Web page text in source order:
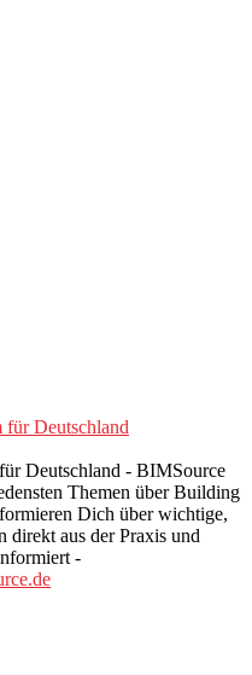
Deutschland - BIMSource
Themen über Building
Dich über wichtige,
direkt aus der Praxis und
-